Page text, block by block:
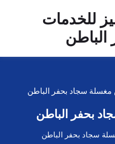
سجاد بحفر الباطن
بحفر الباطن
سجاد بحفر الباطن